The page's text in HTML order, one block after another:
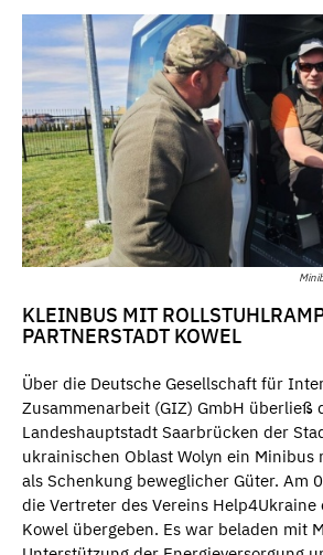
KLEINBUS MIT
PARTNERSTADT KOWEL
Über die Deutsche Gesellschaft für
Zusammenarbeit (GIZ) GmbH überließ
Landeshauptstadt Saarbrücken der
ukrainischen Oblast Wolyn ein Minibus
als Schenkung beweglicher Güter. Am
die Vertreter des Vereins Help4Ukraine
Kowel übergeben. Es war beladen mit